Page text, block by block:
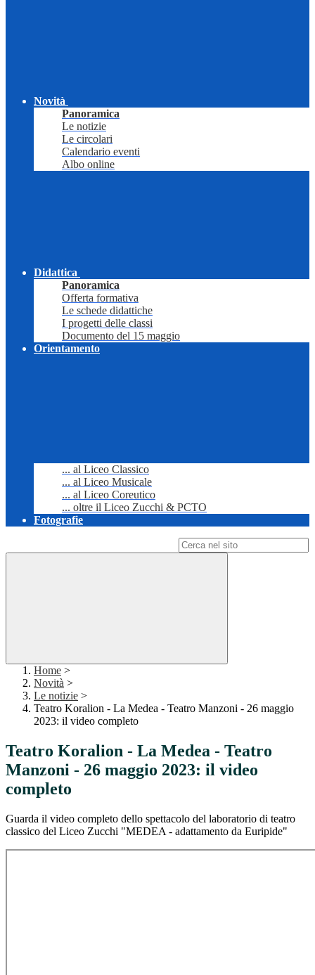
Novità
Panoramica
Le notizie
Le circolari
Calendario eventi
Albo online
Didattica
Panoramica
Offerta formativa
Le schede didattiche
I progetti delle classi
Documento del 15 maggio
Orientamento
... al Liceo Classico
... al Liceo Musicale
... al Liceo Coreutico
... oltre il Liceo Zucchi & PCTO
Fotografie
Home >
Novità >
Le notizie >
Teatro Koralion - La Medea - Teatro Manzoni - 26 maggio
2023: il video completo
Teatro Koralion - La Medea - Teatro
Manzoni - 26 maggio 2023: il video
completo
Guarda il video completo dello spettacolo del laboratorio di teatro
classico del Liceo Zucchi "MEDEA - adattamento da Euripide"